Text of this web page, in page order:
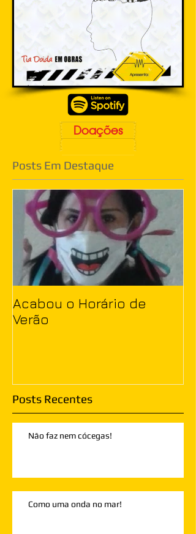
Doações
Posts Em Destaque
Acabou o Horário de
Verão
Posts Recentes
Não faz nem cócegas!
Como uma onda no mar!